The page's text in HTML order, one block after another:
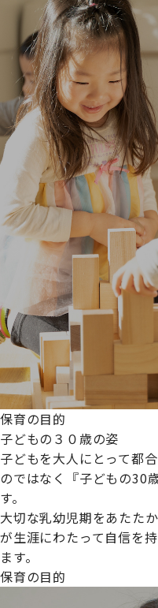
各園のブログ
2026.08.06 赤しそジュ
5 【そら組】誕生会
一覧を見る
プライムスターほいくえ
続けられる環境づくりに
【えるぼし認定(☆☆)】
保育の目的
子どもの３０歳の姿
子どもを大人にとって都
のではなく『子どもの30
す。
大切な乳幼児期をあたた
が生涯にわたって自信を
ます。
保育の目的